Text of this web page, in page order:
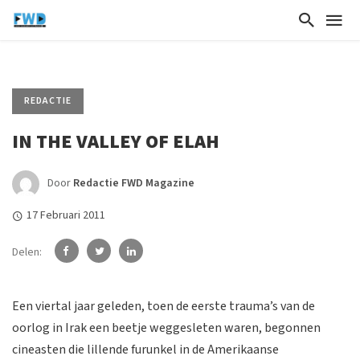
REDACTIE
IN THE VALLEY OF ELAH
Door Redactie FWD Magazine
17 Februari 2011
Delen:
Een viertal jaar geleden, toen de eerste trauma’s van de
oorlog in Irak een beetje weggesleten waren, begonnen
cineasten die lillende furunkel in de Amerikaanse